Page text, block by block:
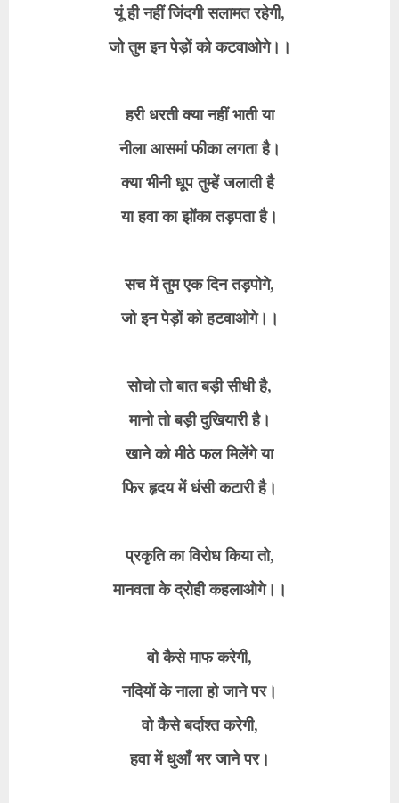
यूं ही नहीं जिंदगी सलामत रहेगी,
जो तुम इन पेड़ों को कटवाओगे।।
हरी धरती क्या नहीं भाती या
नीला आसमां फीका लगता है।
क्या भीनी धूप तुम्हें जलाती है
या हवा का झोंका तड़पता है।
सच में तुम एक दिन तड़पोगे,
जो इन पेड़ों को हटवाओगे।।
सोचो तो बात बड़ी सीधी है,
मानो तो बड़ी दुखियारी है।
खाने को मीठे फल मिलेंगे या
फिर हृदय में धंसी कटारी है।
प्रकृति का विरोध किया तो,
मानवता के द्रोही कहलाओगे।।
वो कैसे माफ करेगी,
नदियों के नाला हो जाने पर।
वो कैसे बर्दाश्त करेगी,
हवा में धुआँ भर जाने पर।